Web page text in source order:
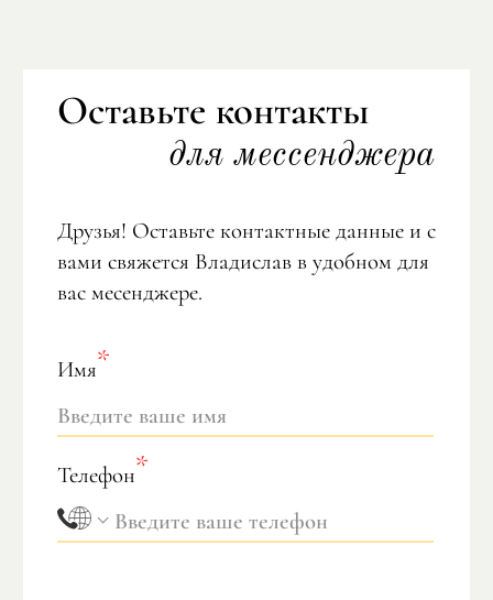
Оставьте контакты
для мессенджера
Друзья! Оставьте контактные данные и с
вами свяжется Владислав в удобном для
вас месенджере.
Имя
Телефон